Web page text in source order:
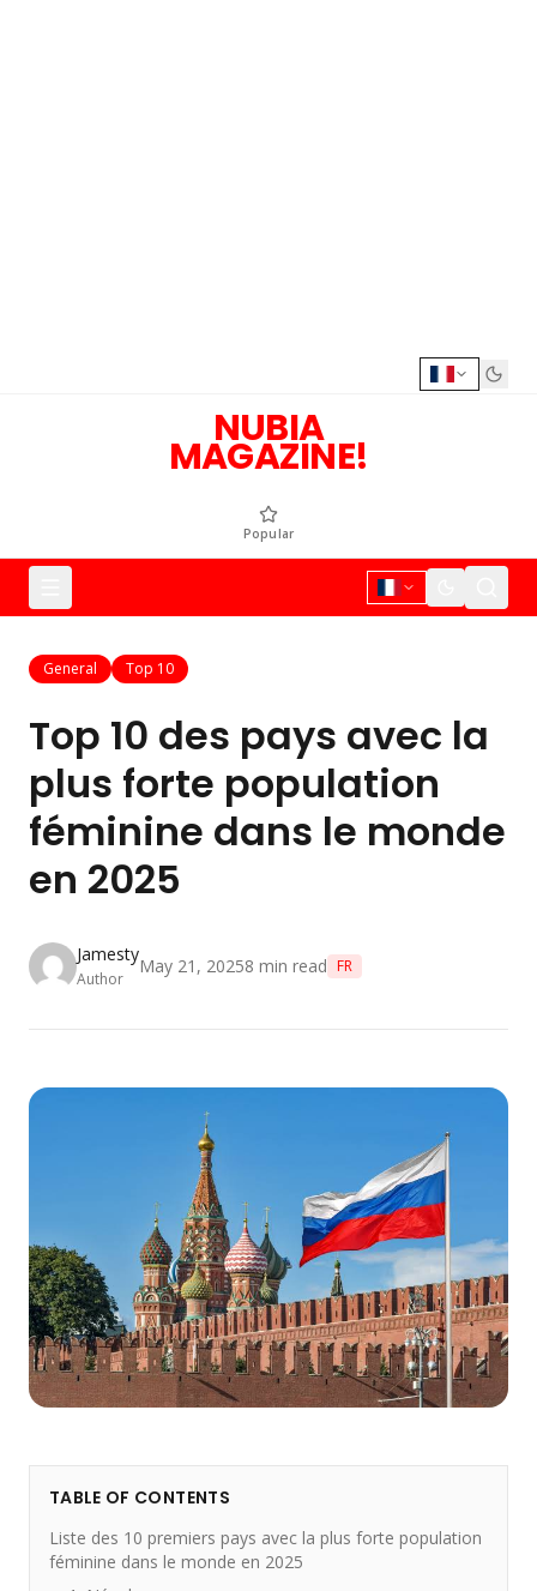
NUBIA
MAGAZINE!
Popular
General Top 10
Top 10 des pays avec la
plus forte population
féminine dans le monde
en 2025
Jamesty
Author
May 21, 20258 min read FR
TABLE OF CONTENTS
Liste des 10 premiers pays avec la plus forte population
féminine dans le monde en 2025